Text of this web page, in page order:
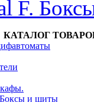
F.
КАТАЛОГ
Боксы и щиты